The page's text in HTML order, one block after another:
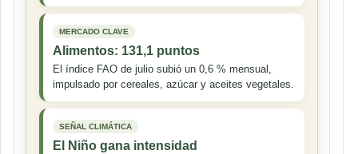
MERCADO CLAVE
Alimentos: 131,1 puntos
El índice FAO de julio subió un 0,6 % mensual,
impulsado por cereales, azúcar y aceites vegetales.
SEÑAL CLIMÁTICA
El Niño gana intensidad